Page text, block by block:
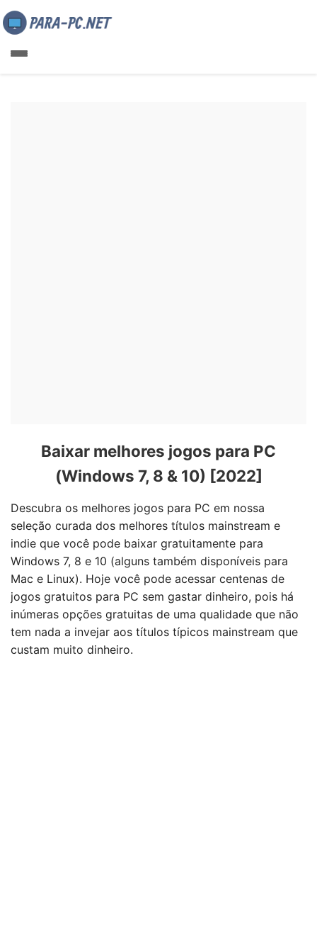
Baixar melhores jogos para PC
(Windows 7, 8 & 10) [2022]
Descubra os melhores jogos para PC em nossa
seleção curada dos melhores títulos mainstream e
indie que você pode baixar gratuitamente para
Windows 7, 8 e 10 (alguns também disponíveis para
Mac e Linux). Hoje você pode acessar centenas de
jogos gratuitos para PC sem gastar dinheiro, pois há
inúmeras opções gratuitas de uma qualidade que não
tem nada a invejar aos títulos típicos mainstream que
custam muito dinheiro.